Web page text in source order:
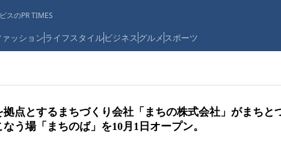
スのPR TIMES
ァッションライフスタイルビジネス グルメ スポーツ
拠点とするまちづくり会社「まちの株式会社」がまちと
う場「まちのば」を10月1日オープン。